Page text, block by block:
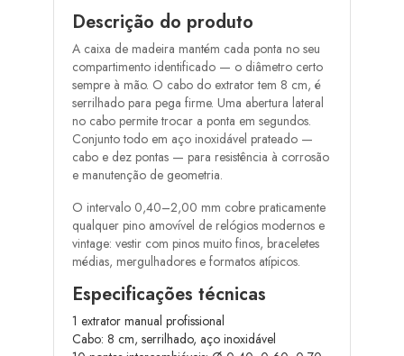
Descrição do produto
A caixa de madeira mantém cada ponta no seu
compartimento identificado — o diâmetro certo
sempre à mão. O cabo do extrator tem 8 cm, é
serrilhado para pega firme. Uma abertura lateral
no cabo permite trocar a ponta em segundos.
Conjunto todo em aço inoxidável prateado —
cabo e dez pontas — para resistência à corrosão
e manutenção de geometria.
O intervalo 0,40–2,00 mm cobre praticamente
qualquer pino amovível de relógios modernos e
vintage: vestir com pinos muito finos, braceletes
médias, mergulhadores e formatos atípicos.
Especificações técnicas
1 extrator manual profissional
Cabo: 8 cm, serrilhado, aço inoxidável